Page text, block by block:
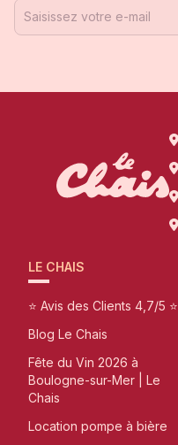
LE CHAIS
⭐ Avis des Clients 4,7/5 ⭐
Blog Le Chais
Fête du Vin 2026 à
Boulogne-sur-Mer | Le
Chais
Location pompe à bière